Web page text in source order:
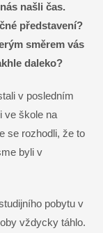
našli čas.
představení?
směrem vás
daleko?
v posledním
ve škole na
se rozhodli, že to
byli v
pobytu v
vždycky táhlo.